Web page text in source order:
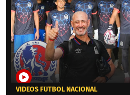
VIDEOS FÚTBOL NACIONAL